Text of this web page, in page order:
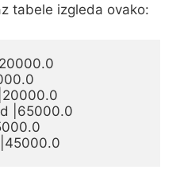
tabele izgleda ovako:
|65000.0